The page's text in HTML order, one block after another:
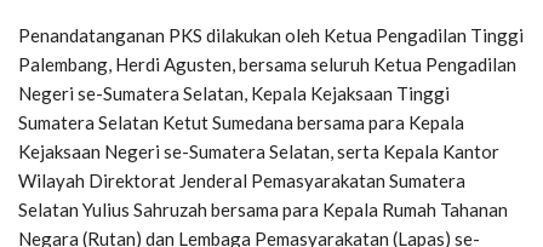
Penandatanganan PKS dilakukan oleh Ketua Pengadilan Tinggi
Palembang, Herdi Agusten, bersama seluruh Ketua Pengadilan
Negeri se-Sumatera Selatan, Kepala Kejaksaan Tinggi
Sumatera Selatan Ketut Sumedana bersama para Kepala
Kejaksaan Negeri se-Sumatera Selatan, serta Kepala Kantor
Wilayah Direktorat Jenderal Pemasyarakatan Sumatera
Selatan Yulius Sahruzah bersama para Kepala Rumah Tahanan
Negara (Rutan) dan Lembaga Pemasyarakatan (Lapas) se-